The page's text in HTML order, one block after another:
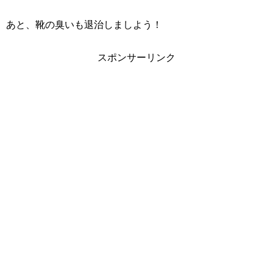
あと、靴の臭いも退治しましよう！
スポンサーリンク